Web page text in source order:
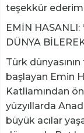
teşekkür
EMİN HASANLI:
DÜNYA
Türk
başlayan Emin
Katliamından
yüzyıllarda
büyük acılar